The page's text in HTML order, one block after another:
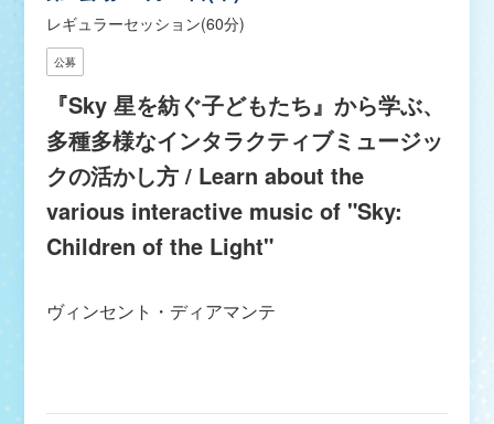
レギュラーセッション(60分)
公募
『Sky 星を紡ぐ子どもたち』から学ぶ、
多種多様なインタラクティブミュージッ
クの活かし方 / Learn about the
various interactive music of "Sky:
Children of the Light"
ヴィンセント・ディアマンテ